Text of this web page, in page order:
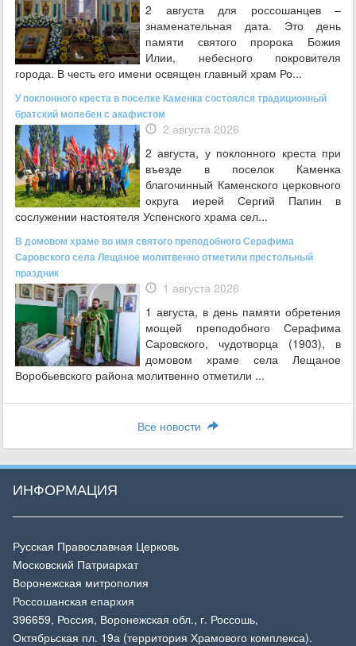
2 августа для россошанцев –
знаменательная дата. Это день
памяти святого пророка Божия
Илии, небесного покровителя
города. В честь его имени освящен главный храм Ро...
У поклонного креста в поселке Каменка состоялся традиционный
братский молебен с акафистом
2 августа 2026
2 августа, у поклонного креста при
въезде в поселок Каменка
благочинный Каменского церковного
округа иерей Сергий Папин в
сослужении настоятеля Успенского храма сел...
В домовом храме во имя святого преподобного Серафима
Саровского села Лещаное молитвенно отметили престольный
праздник
1 августа 2026
1 августа, в день памяти обретения
мощей преподобного Серафима
Саровского, чудотворца (1903), в
домовом храме села Лещаное
Воробьевского района молитвенно отметили ...
Все новости
ИНФОРМАЦИЯ
Русская Православная Церковь
Московский Патриархат
Воронежская митрополия
Россошанская епархия
396659, Россия, Воронежская обл., г. Россошь,
Октябрьская пл. 19а (территория Храмового комплекса).